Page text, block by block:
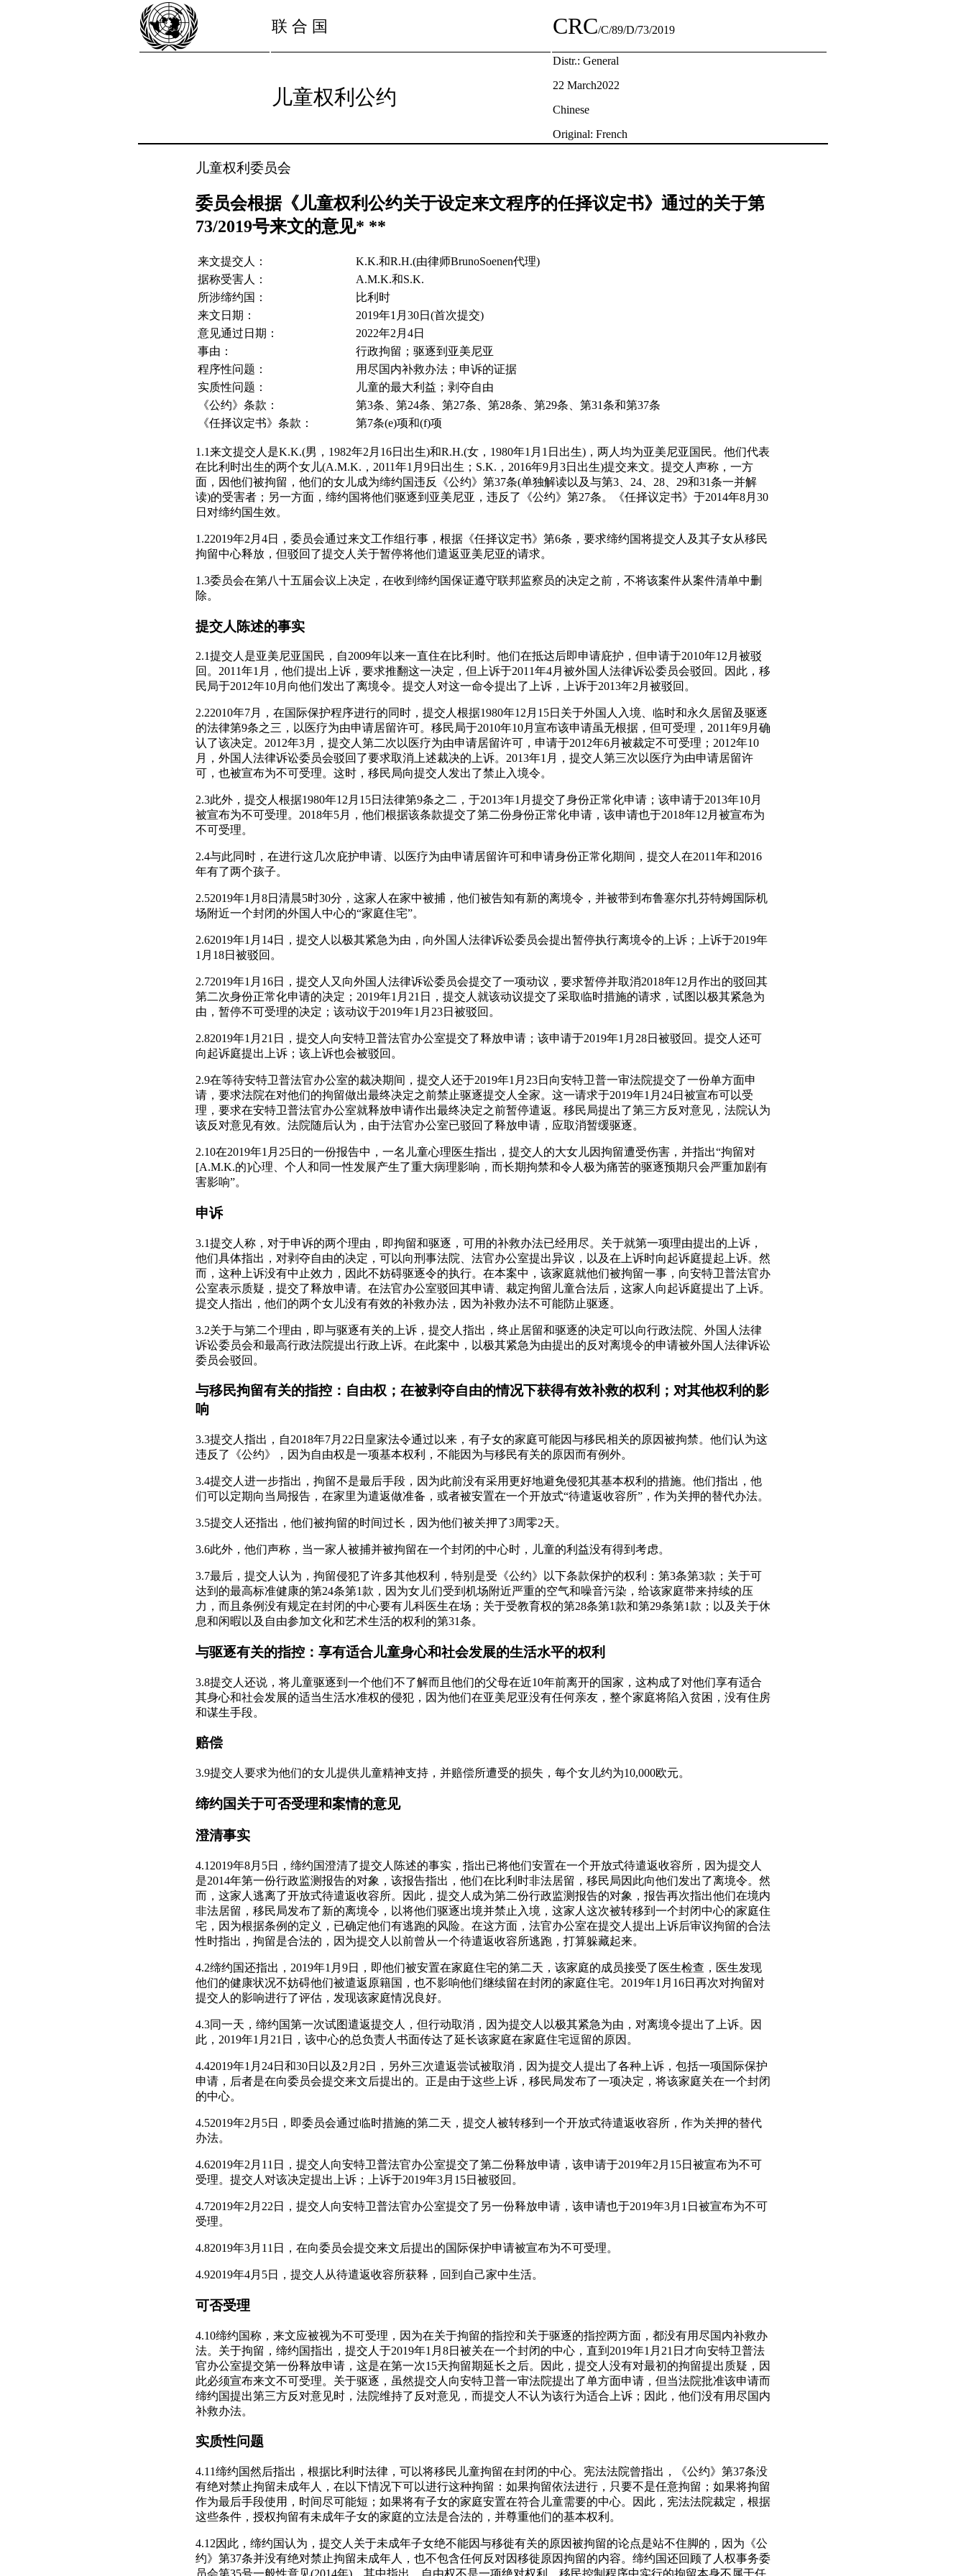
联 合 国 CRC/C/89/D/73/2019
儿童权利公约
Distr.: General
22 March2022
Chinese
Original: French
儿童权利委员会
委员会根据《儿童权利公约关于设定来文程序的任择议定书》通过的关于第
73/2019号来文的意见* **
来文提交人：
K.K.和R.H.(由律师BrunoSoenen代理)
据称受害人：
A.M.K.和S.K.
所涉缔约国：
比利时
来文日期：
2019年1月30日(首次提交)
意见通过日期：
2022年2月4日
事由：
行政拘留；驱逐到亚美尼亚
程序性问题：
用尽国内补救办法；申诉的证据
实质性问题：
儿童的最大利益；剥夺自由
《公约》条款：
第3条、第24条、第27条、第28条、第29条、第31条和第37条
《任择议定书》条款：
第7条(e)项和(f)项
1.1来文提交人是K.K.(男，1982年2月16日出生)和R.H.(女，1980年1月1日出生)，两人均为亚美尼亚国民。他们代表
在比利时出生的两个女儿(A.M.K.，2011年1月9日出生；S.K.，2016年9月3日出生)提交来文。提交人声称，一方
面，因他们被拘留，他们的女儿成为缔约国违反《公约》第37条(单独解读以及与第3、24、28、29和31条一并解
读)的受害者；另一方面，缔约国将他们驱逐到亚美尼亚，违反了《公约》第27条。《任择议定书》于2014年8月30
日对缔约国生效。
1.22019年2月4日，委员会通过来文工作组行事，根据《任择议定书》第6条，要求缔约国将提交人及其子女从移民
拘留中心释放，但驳回了提交人关于暂停将他们遣返亚美尼亚的请求。
1.3委员会在第八十五届会议上决定，在收到缔约国保证遵守联邦监察员的决定之前，不将该案件从案件清单中删
除。
提交人陈述的事实
2.1提交人是亚美尼亚国民，自2009年以来一直住在比利时。他们在抵达后即申请庇护，但申请于2010年12月被驳
回。2011年1月，他们提出上诉，要求推翻这一决定，但上诉于2011年4月被外国人法律诉讼委员会驳回。因此，移
民局于2012年10月向他们发出了离境令。提交人对这一命令提出了上诉，上诉于2013年2月被驳回。
2.22010年7月，在国际保护程序进行的同时，提交人根据1980年12月15日关于外国人入境、临时和永久居留及驱逐
的法律第9条之三，以医疗为由申请居留许可。移民局于2010年10月宣布该申请虽无根据，但可受理，2011年9月确
认了该决定。2012年3月，提交人第二次以医疗为由申请居留许可，申请于2012年6月被裁定不可受理；2012年10
月，外国人法律诉讼委员会驳回了要求取消上述裁决的上诉。2013年1月，提交人第三次以医疗为由申请居留许
可，也被宣布为不可受理。这时，移民局向提交人发出了禁止入境令。
2.3此外，提交人根据1980年12月15日法律第9条之二，于2013年1月提交了身份正常化申请；该申请于2013年10月
被宣布为不可受理。2018年5月，他们根据该条款提交了第二份身份正常化申请，该申请也于2018年12月被宣布为
不可受理。
2.4与此同时，在进行这几次庇护申请、以医疗为由申请居留许可和申请身份正常化期间，提交人在2011年和2016
年有了两个孩子。
2.52019年1月8日清晨5时30分，这家人在家中被捕，他们被告知有新的离境令，并被带到布鲁塞尔扎芬特姆国际机
场附近一个封闭的外国人中心的“家庭住宅”。
2.62019年1月14日，提交人以极其紧急为由，向外国人法律诉讼委员会提出暂停执行离境令的上诉；上诉于2019年
1月18日被驳回。
2.72019年1月16日，提交人又向外国人法律诉讼委员会提交了一项动议，要求暂停并取消2018年12月作出的驳回其
第二次身份正常化申请的决定；2019年1月21日，提交人就该动议提交了采取临时措施的请求，试图以极其紧急为
由，暂停不可受理的决定；该动议于2019年1月23日被驳回。
2.82019年1月21日，提交人向安特卫普法官办公室提交了释放申请；该申请于2019年1月28日被驳回。提交人还可
向起诉庭提出上诉；该上诉也会被驳回。
2.9在等待安特卫普法官办公室的裁决期间，提交人还于2019年1月23日向安特卫普一审法院提交了一份单方面申
请，要求法院在对他们的拘留做出最终决定之前禁止驱逐提交人全家。这一请求于2019年1月24日被宣布可以受
理，要求在安特卫普法官办公室就释放申请作出最终决定之前暂停遣返。移民局提出了第三方反对意见，法院认为
该反对意见有效。法院随后认为，由于法官办公室已驳回了释放申请，应取消暂缓驱逐。
2.10在2019年1月25日的一份报告中，一名儿童心理医生指出，提交人的大女儿因拘留遭受伤害，并指出“拘留对
[A.M.K.的]心理、个人和同一性发展产生了重大病理影响，而长期拘禁和令人极为痛苦的驱逐预期只会严重加剧有
害影响”。
申诉
3.1提交人称，对于申诉的两个理由，即拘留和驱逐，可用的补救办法已经用尽。关于就第一项理由提出的上诉，
他们具体指出，对剥夺自由的决定，可以向刑事法院、法官办公室提出异议，以及在上诉时向起诉庭提起上诉。然
而，这种上诉没有中止效力，因此不妨碍驱逐令的执行。在本案中，该家庭就他们被拘留一事，向安特卫普法官办
公室表示质疑，提交了释放申请。在法官办公室驳回其申请、裁定拘留儿童合法后，这家人向起诉庭提出了上诉。
提交人指出，他们的两个女儿没有有效的补救办法，因为补救办法不可能防止驱逐。
3.2关于与第二个理由，即与驱逐有关的上诉，提交人指出，终止居留和驱逐的决定可以向行政法院、外国人法律
诉讼委员会和最高行政法院提出行政上诉。在此案中，以极其紧急为由提出的反对离境令的申请被外国人法律诉讼
委员会驳回。
与移民拘留有关的指控：自由权；在被剥夺自由的情况下获得有效补救的权利；对其他权利的影
响
3.3提交人指出，自2018年7月22日皇家法令通过以来，有子女的家庭可能因与移民相关的原因被拘禁。他们认为这
违反了《公约》，因为自由权是一项基本权利，不能因为与移民有关的原因而有例外。
3.4提交人进一步指出，拘留不是最后手段，因为此前没有采用更好地避免侵犯其基本权利的措施。他们指出，他
们可以定期向当局报告，在家里为遣返做准备，或者被安置在一个开放式“待遣返收容所”，作为关押的替代办法。
3.5提交人还指出，他们被拘留的时间过长，因为他们被关押了3周零2天。
3.6此外，他们声称，当一家人被捕并被拘留在一个封闭的中心时，儿童的利益没有得到考虑。
3.7最后，提交人认为，拘留侵犯了许多其他权利，特别是受《公约》以下条款保护的权利：第3条第3款；关于可
达到的最高标准健康的第24条第1款，因为女儿们受到机场附近严重的空气和噪音污染，给该家庭带来持续的压
力，而且条例没有规定在封闭的中心要有儿科医生在场；关于受教育权的第28条第1款和第29条第1款；以及关于休
息和闲暇以及自由参加文化和艺术生活的权利的第31条。
与驱逐有关的指控：享有适合儿童身心和社会发展的生活水平的权利
3.8提交人还说，将儿童驱逐到一个他们不了解而且他们的父母在近10年前离开的国家，这构成了对他们享有适合
其身心和社会发展的适当生活水准权的侵犯，因为他们在亚美尼亚没有任何亲友，整个家庭将陷入贫困，没有住房
和谋生手段。
赔偿
3.9提交人要求为他们的女儿提供儿童精神支持，并赔偿所遭受的损失，每个女儿约为10,000欧元。
缔约国关于可否受理和案情的意见
澄清事实
4.12019年8月5日，缔约国澄清了提交人陈述的事实，指出已将他们安置在一个开放式待遣返收容所，因为提交人
是2014年第一份行政监测报告的对象，该报告指出，他们在比利时非法居留，移民局因此向他们发出了离境令。然
而，这家人逃离了开放式待遣返收容所。因此，提交人成为第二份行政监测报告的对象，报告再次指出他们在境内
非法居留，移民局发布了新的离境令，以将他们驱逐出境并禁止入境，这家人这次被转移到一个封闭中心的家庭住
宅，因为根据条例的定义，已确定他们有逃跑的风险。在这方面，法官办公室在提交人提出上诉后审议拘留的合法
性时指出，拘留是合法的，因为提交人以前曾从一个待遣返收容所逃跑，打算躲藏起来。
4.2缔约国还指出，2019年1月9日，即他们被安置在家庭住宅的第二天，该家庭的成员接受了医生检查，医生发现
他们的健康状况不妨碍他们被遣返原籍国，也不影响他们继续留在封闭的家庭住宅。2019年1月16日再次对拘留对
提交人的影响进行了评估，发现该家庭情况良好。
4.3同一天，缔约国第一次试图遣返提交人，但行动取消，因为提交人以极其紧急为由，对离境令提出了上诉。因
此，2019年1月21日，该中心的总负责人书面传达了延长该家庭在家庭住宅逗留的原因。
4.42019年1月24日和30日以及2月2日，另外三次遣返尝试被取消，因为提交人提出了各种上诉，包括一项国际保护
申请，后者是在向委员会提交来文后提出的。正是由于这些上诉，移民局发布了一项决定，将该家庭关在一个封闭
的中心。
4.52019年2月5日，即委员会通过临时措施的第二天，提交人被转移到一个开放式待遣返收容所，作为关押的替代
办法。
4.62019年2月11日，提交人向安特卫普法官办公室提交了第二份释放申请，该申请于2019年2月15日被宣布为不可
受理。提交人对该决定提出上诉；上诉于2019年3月15日被驳回。
4.72019年2月22日，提交人向安特卫普法官办公室提交了另一份释放申请，该申请也于2019年3月1日被宣布为不可
受理。
4.82019年3月11日，在向委员会提交来文后提出的国际保护申请被宣布为不可受理。
4.92019年4月5日，提交人从待遣返收容所获释，回到自己家中生活。
可否受理
4.10缔约国称，来文应被视为不可受理，因为在关于拘留的指控和关于驱逐的指控两方面，都没有用尽国内补救办
法。关于拘留，缔约国指出，提交人于2019年1月8日被关在一个封闭的中心，直到2019年1月21日才向安特卫普法
官办公室提交第一份释放申请，这是在第一次15天拘留期延长之后。因此，提交人没有对最初的拘留提出质疑，因
此必须宣布来文不可受理。关于驱逐，虽然提交人向安特卫普一审法院提出了单方面申请，但当法院批准该申请而
缔约国提出第三方反对意见时，法院维持了反对意见，而提交人不认为该行为适合上诉；因此，他们没有用尽国内
补救办法。
实质性问题
4.11缔约国然后指出，根据比利时法律，可以将移民儿童拘留在封闭的中心。宪法法院曾指出，《公约》第37条没
有绝对禁止拘留未成年人，在以下情况下可以进行这种拘留：如果拘留依法进行，只要不是任意拘留；如果将拘留
作为最后手段使用，时间尽可能短；如果将有子女的家庭安置在符合儿童需要的中心。因此，宪法法院裁定，根据
这些条件，授权拘留有未成年子女的家庭的立法是合法的，并尊重他们的基本权利。
4.12因此，缔约国认为，提交人关于未成年子女绝不能因与移徙有关的原因被拘留的论点是站不住脚的，因为《公
约》第37条并没有绝对禁止拘留未成年人，也不包含任何反对因移徙原因拘留的内容。缔约国还回顾了人权事务委
员会第35号一般性意见(2014年)，其中指出，自由权不是一项绝对权利，移民控制程序中实行的拘留本身不属于任